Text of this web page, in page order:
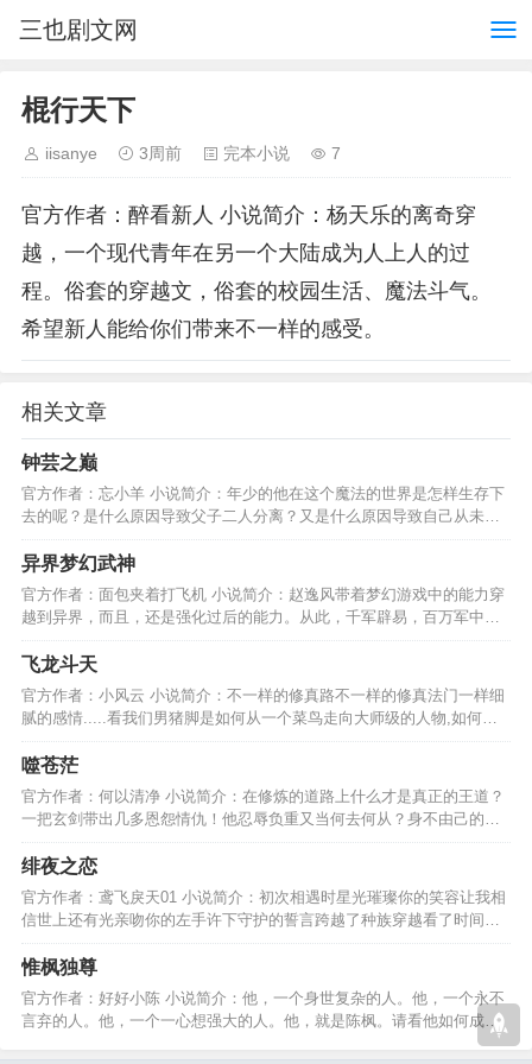
三也剧文网
棍行天下
iisanye 3周前 完本小说 7
官方作者：醉看新人 小说简介：杨天乐的离奇穿
越，一个现代青年在另一个大陆成为人上人的过
程。俗套的穿越文，俗套的校园生活、魔法斗气。
希望新人能给你们带来不一样的感受。
相关文章
钟芸之巅
官方作者：忘小羊 小说简介：年少的他在这个魔法的世界是怎样生存下
去的呢？是什么原因导致父子二人分离？又是什么原因导致自己从未见
过自己的亲生母亲呢？…
异界梦幻武神
官方作者：面包夹着打飞机 小说简介：赵逸风带着梦幻游戏中的能力穿
越到异界，而且，还是强化过后的能力。从此，千军辟易，百万军中取
敌首脑如同探囊取物。…
飞龙斗天
官方作者：小风云 小说简介：不一样的修真路不一样的修真法门一样细
腻的感情.....看我们男猪脚是如何从一个菜鸟走向大师级的人物,如何掌
控苍生尽在飞龙斗天…
噬苍茫
官方作者：何以清净 小说简介：在修炼的道路上什么才是真正的王道？
一把玄剑带出几多恩怨情仇！他忍辱负重又当何去何从？身不由己的际
遇却道出最纯真的心境…
绯夜之恋
官方作者：鸢飞戾天01 小说简介：初次相遇时星光璀璨你的笑容让我相
信世上还有光亲吻你的左手许下守护的誓言跨越了种族穿越看了时间墓
碑下沉睡的又是谁的身躯…
惟枫独尊
官方作者：好好小陈 小说简介：他，一个身世复杂的人。他，一个永不
言弃的人。他，一个一心想强大的人。他，就是陈枫。请看他如何成为